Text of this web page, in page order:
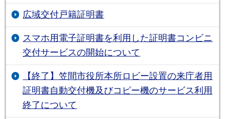
広域交付戸籍証明書
スマホ用電子証明書を利用した証明書コンビニ
交付サービスの開始について
【終了】笠間市役所本所ロビー設置の来庁者用
証明書自動交付機及びコピー機のサービス利用
終了について